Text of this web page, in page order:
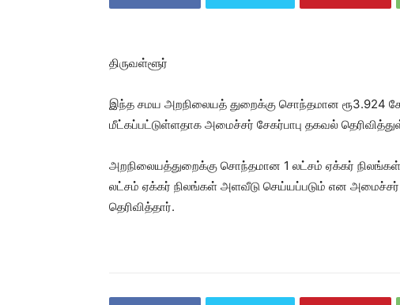
திருவள்ளூர்
இந்த சமய அறநிலையத் துறைக்கு சொந்தமான ரூ3.924
மீட்கப்பட்டுள்ளதாக அமைச்சர் சேகர்பாபு தகவல்
அறநிலையத்துறைக்கு சொந்தமான 1 லட்சம் ஏக்கர்
லட்சம் ஏக்கர் நிலங்கள் அளவீடு செய்யப்படும் என அமைச்சர்
தெரிவித்தார்.